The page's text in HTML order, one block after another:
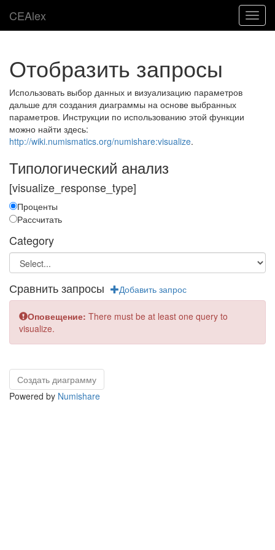
CEAlex
Отобразить запросы
Использовать выбор данных и визуализацию параметров
дальше для создания диаграммы на основе выбранных
параметров. Инструкции по использованию этой функции
можно найти здесь:
http://wiki.numismatics.org/numishare:visualize.
Типологический анализ
[visualize_response_type]
Проценты
Рассчитать
Category
Сравнить запросы Добавить запрос
Оповещение: There must be at least one query to
visualize.
Powered by Numishare